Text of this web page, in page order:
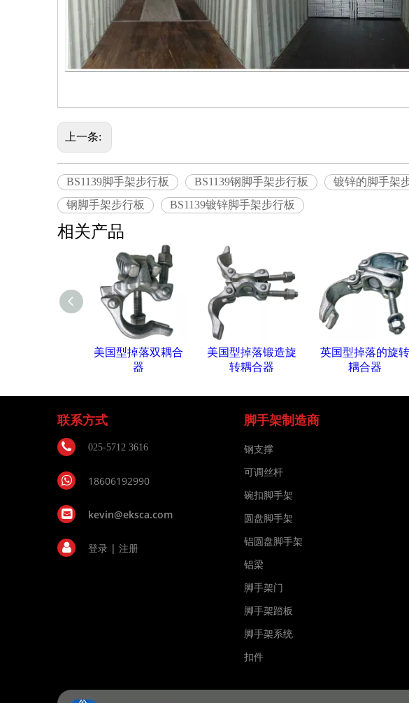
上一条:
BS1139脚手架步行板 BS1139钢脚手架步行板 镀锌的脚手架
钢脚手架步行板
BS1139镀锌脚手架步行板
相关产品
美国型掉落双耦合
器
美国型掉落锻造旋
转耦合器
英国型掉落的旋转
耦合器
联系方式
025-5712 3616
18606192990
kevin@eksca.com
登录 |注册
脚手架制造商
钢支撑
可调丝杆
碗扣脚手架
圆盘脚手架
铝圆盘脚手架
铝梁
脚手架门
脚手架踏板
脚手架系统
扣件